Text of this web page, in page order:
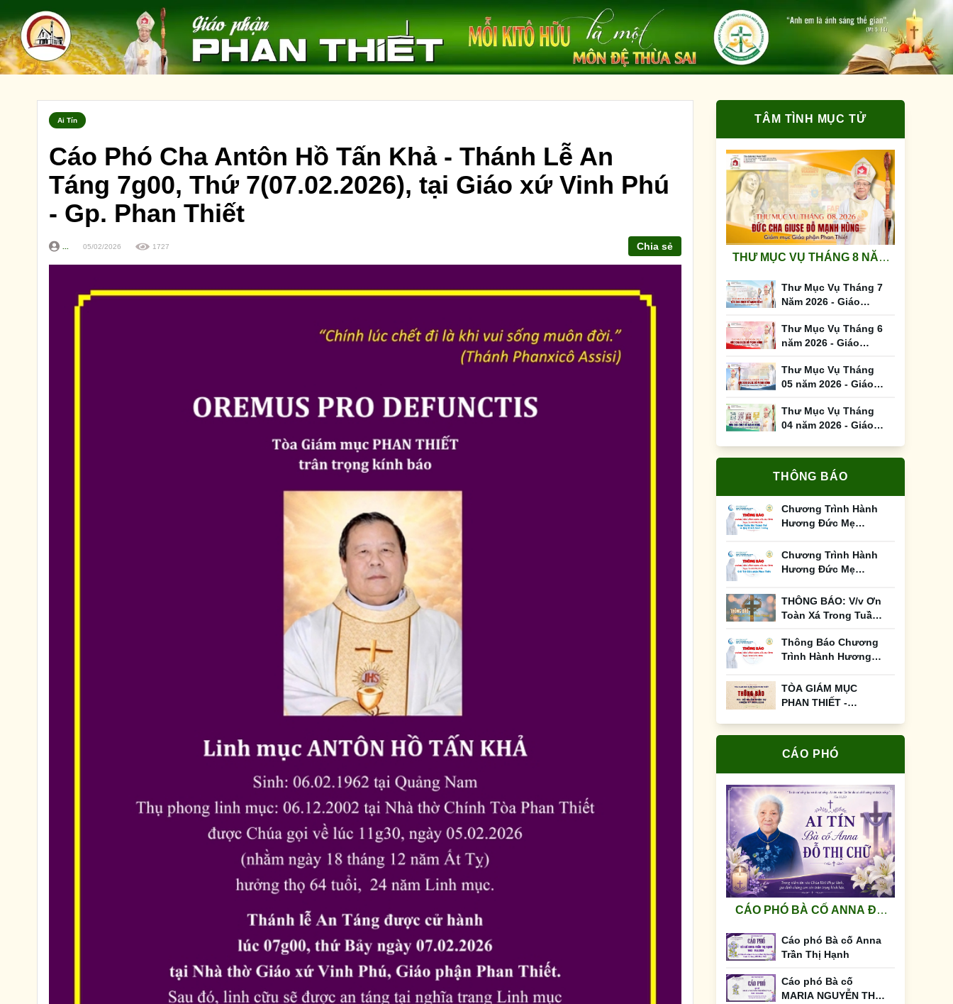
Ai Tín
Cáo Phó Cha Antôn Hồ Tấn Khả - Thánh Lễ An
Táng 7g00, Thứ 7(07.02.2026), tại Giáo xứ Vinh Phú
- Gp. Phan Thiết
05/02/2026 1727 Chia sẻ
TÂM TÌNH MỤC TỬ
THƯ MỤC VỤ THÁNG 8 NĂM
THIẾT
Thư Mục Vụ Tháng 7
Năm 2026 - Giáo
Thư Mục Vụ Tháng 6
năm 2026 - Giáo
Thư Mục Vụ Tháng
05 năm 2026 - Giáo
Thư Mục Vụ Tháng
04 năm 2026 - Giáo
THÔNG BÁO
Chương Trình Hành
Hương Đức Mẹ
13/6/2026
Chương Trình Hành
Hương Đức Mẹ
13/05/2026
THÔNG BÁO: V/v Ơn
Toàn Xá Trong Tuần
Thông Báo Chương
Trình Hành Hương
12&13/01/2026
TÒA GIÁM MỤC
PHAN THIẾT -
NHIỆM KỲ 2025-2028
CÁO PHÓ
CÁO PHÓ BÀ CỐ ANNA ĐỖ
Cáo phó Bà cố Anna
Trần Thị Hạnh
Cáo phó Bà cố
MARIA NGUYỄN THỊ